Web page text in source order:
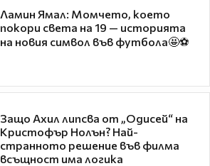
Ламин Ямал: Момчето, което
покори света на 19 — историята
на новия символ във футбола🤩⚽
Защо Ахил липсва от „Одисей“ на
Кристофър Нолън? Най-
странното решение във филма
всъщност има логика